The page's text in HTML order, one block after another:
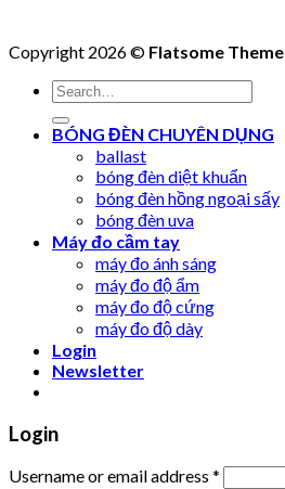
Copyright 2026 © Flatsome Theme
Search
for:
BÓNG ĐÈN CHUYÊN DỤNG
ballast
bóng đèn diệt khuẩn
bóng đèn hồng ngoại sấy
bóng đèn uva
Máy đo cầm tay
máy đo ánh sáng
máy đo độ ẩm
máy đo độ cứng
máy đo độ dày
Login
Newsletter
Login
Username or email address *